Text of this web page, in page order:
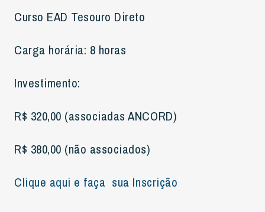
Curso EAD Tesouro Direto
Carga horária: 8 horas
Investimento:
R$ 320,00 (associadas ANCORD)
R$ 380,00 (não associados)
Clique aqui e faça sua Inscrição